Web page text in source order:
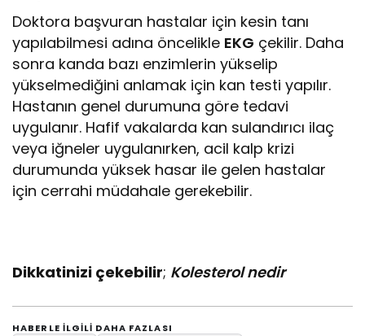
Doktora başvuran hastalar için kesin tanı
yapılabilmesi adına öncelikle EKG çekilir. Daha
sonra kanda bazı enzimlerin yükselip
yükselmediğini anlamak için kan testi yapılır.
Hastanın genel durumuna göre tedavi
uygulanır. Hafif vakalarda kan sulandırıcı ilaç
veya iğneler uygulanırken, acil kalp krizi
durumunda yüksek hasar ile gelen hastalar
için cerrahi müdahale gerekebilir.
Dikkatinizi çekebilir; Kolesterol nedir
HABERLE ILGILI DAHA FAZLASI